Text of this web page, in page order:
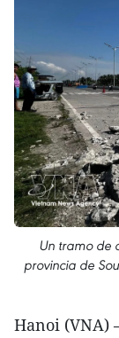
Un tramo de
provincia de
Hanoi (VNA)